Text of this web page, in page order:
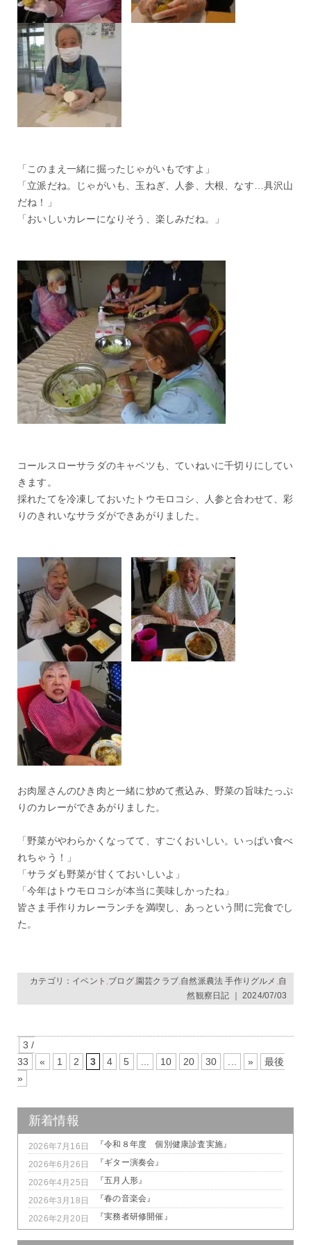
「このまえ一緒に掘ったじゃがいもですよ」
「立派だね。じゃがいも、玉ねぎ、人参、大根、なす…具沢山
だね！」
「おいしいカレーになりそう、楽しみだね。」
コールスローサラダのキャベツも、ていねいに千切りにしてい
きます。
採れたてを冷凍しておいたトウモロコシ、人参と合わせて、彩
りのきれいなサラダができあがりました。
お肉屋さんのひき肉と一緒に炒めて煮込み、野菜の旨味たっぷ
りのカレーができあがりました。
「野菜がやわらかくなってて、すごくおいしい。いっぱい食べ
れちゃう！」
「サラダも野菜が甘くておいしいよ」
「今年はトウモロコシが本当に美味しかったね」
皆さま手作りカレーランチを満喫し、あっという間に完食でし
た。
カテゴリ： イベント ブログ, 園芸クラブ, 自然派農法 手作りグルメ 自
然観察日記 ｜ 2024/07/03
3 /
33
« 1 2 3 4 5 10 20 30 »
最後
»
新着情報
2026年7月16日 『令和８年度 個別健康診査実施』
2026年6月26日 『ギター演奏会』
2026年4月25日 『五月人形』
2026年3月18日 『春の音楽会』
2026年2月20日 『実務者研修開催』